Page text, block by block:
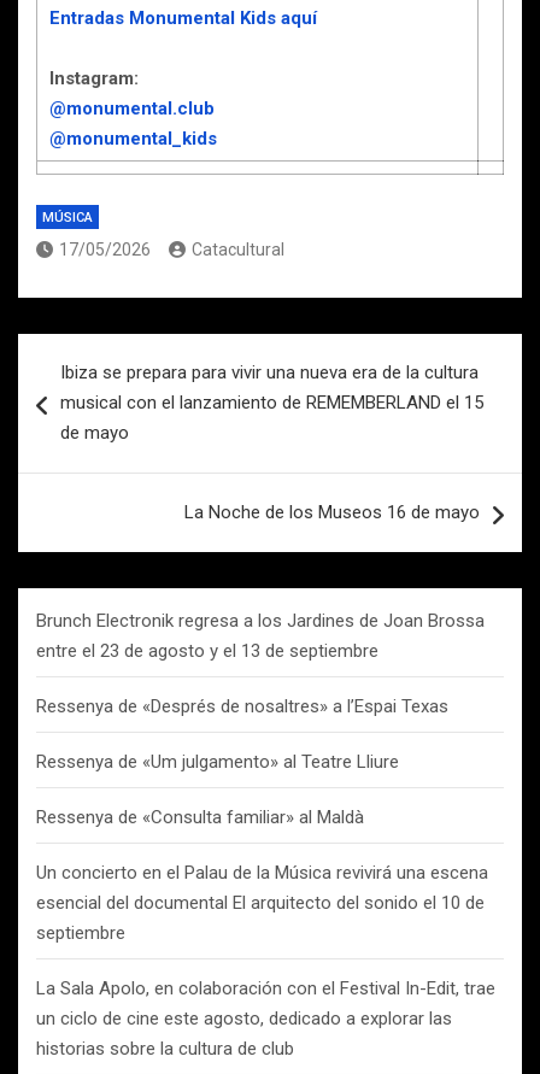
Entradas Monumental Kids aquí
Instagram:
@monumental.club
@monumental_kids
MÚSICA
17/05/2026 Catacultural
de
entradas
Ibiza se prepara para vivir una nueva era de la cultura
musical con el lanzamiento de REMEMBERLAND el 15
de mayo
La Noche de los Museos 16 de mayo
Brunch Electronik regresa a los Jardines de Joan Brossa
entre el 23 de agosto y el 13 de septiembre
Ressenya de «Després de nosaltres» a l’Espai Texas
Ressenya de «Um julgamento» al Teatre Lliure
Ressenya de «Consulta familiar» al Maldà
Un concierto en el Palau de la Música revivirá una escena
esencial del documental El arquitecto del sonido el 10 de
septiembre
La Sala Apolo, en colaboración con el Festival In-Edit, trae
un ciclo de cine este agosto, dedicado a explorar las
historias sobre la cultura de club